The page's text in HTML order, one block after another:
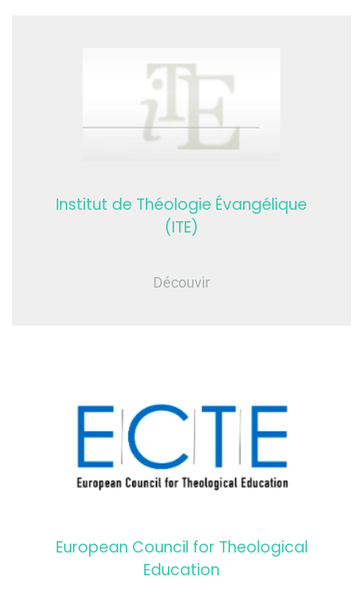
Institut de Théologie Évangélique
(ITE)
Découvir
European Council for Theological
Education